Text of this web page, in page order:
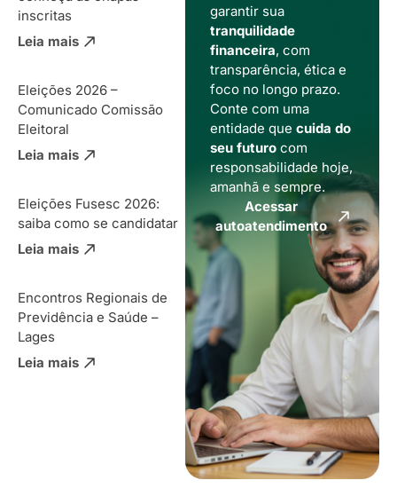
inscritas
Leia mais
Eleições 2026 –
Comunicado Comissão
Eleitoral
Leia mais
Eleições Fusesc 2026:
saiba como se candidatar
Leia mais
Encontros Regionais de
Previdência e Saúde –
Lages
Leia mais
garantir sua
tranquilidade
financeira, com
transparência, ética e
foco no longo prazo.
Conte com uma
entidade que cuida do
seu futurocom
responsabilidade hoje,
amanhã e sempre.
Acessar
autoatendimento